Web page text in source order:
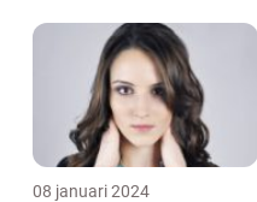
08 januari 2024